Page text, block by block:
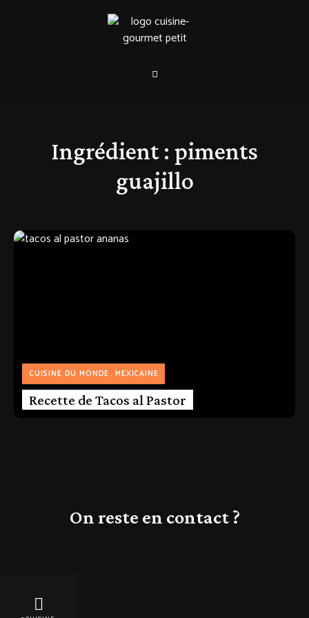
Ingrédient : piments
guajillo
CUISINE DU MONDE MEXICAINE
Recette de Tacos al Pastor
On reste en contact ?